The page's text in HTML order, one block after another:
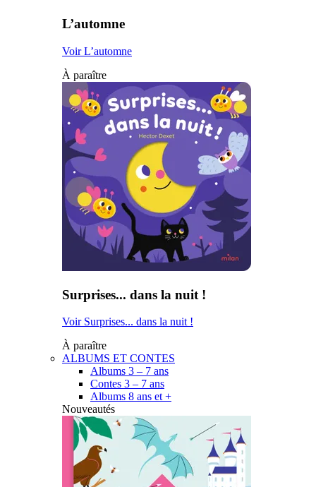
L’automne
Voir L’automne
À paraître
Surprises... dans la nuit !
Voir Surprises... dans la nuit !
À paraître
ALBUMS ET CONTES
Albums 3 – 7 ans
Contes 3 – 7 ans
Albums 8 ans et +
Nouveautés